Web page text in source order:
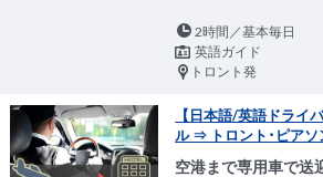
2時間／基本毎日
英語ガイド
トロント発
【日本語/英語ドライ
ル ⇒ トロント･ピア
空港まで専用車で送